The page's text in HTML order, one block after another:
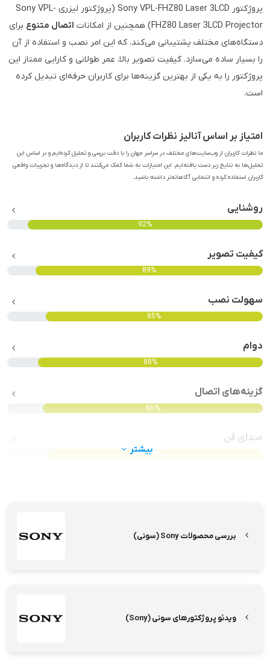
پروژکتور Sony VPL-FHZ80 Laser 3LCD (پروژکتور لیزری Sony VPL-
FHZ80 Laser 3LCD Projector) همچنین از امکانات
اتصال متنوع برای
دستگاه‌های مختلف پشتیبانی می‌کند، که این امر نصب و استفاده از آن
را بسیار ساده می‌سازد. کیفیت تصویر بالا، عمر طولانی و کارایی ممتاز این
پروژکتور را به یکی از بهترین گزینه‌ها برای کاربران حرفه‌ای تبدیل کرده
است.
امتیاز بر اساس آنالیز نظرات کاربران
ما نظرات کاربران از وب‌سایت‌های مختلف در سراسر جهان را با دقت بررسی و تحلیل کرده‌ایم و بر اساس این
تحلیل‌ها به نتایج زیر دست یافته‌ایم. این امتیازات به شما کمک می‌کنند تا از دیدگاه‌ها و تجربیات واقعی
کاربران استفاده کرده و انتخابی آگاهانه‌تر داشته باشید.
روشنایی
92%
کیفیت تصویر
89%
سهولت نصب
85%
دوام
88%
گزینه‌های اتصال
86%
صدای فن
84%بیشتر
بررسی محصولات Sony (سونی)
ویدئو پروژکتورهای سونی (Sony)